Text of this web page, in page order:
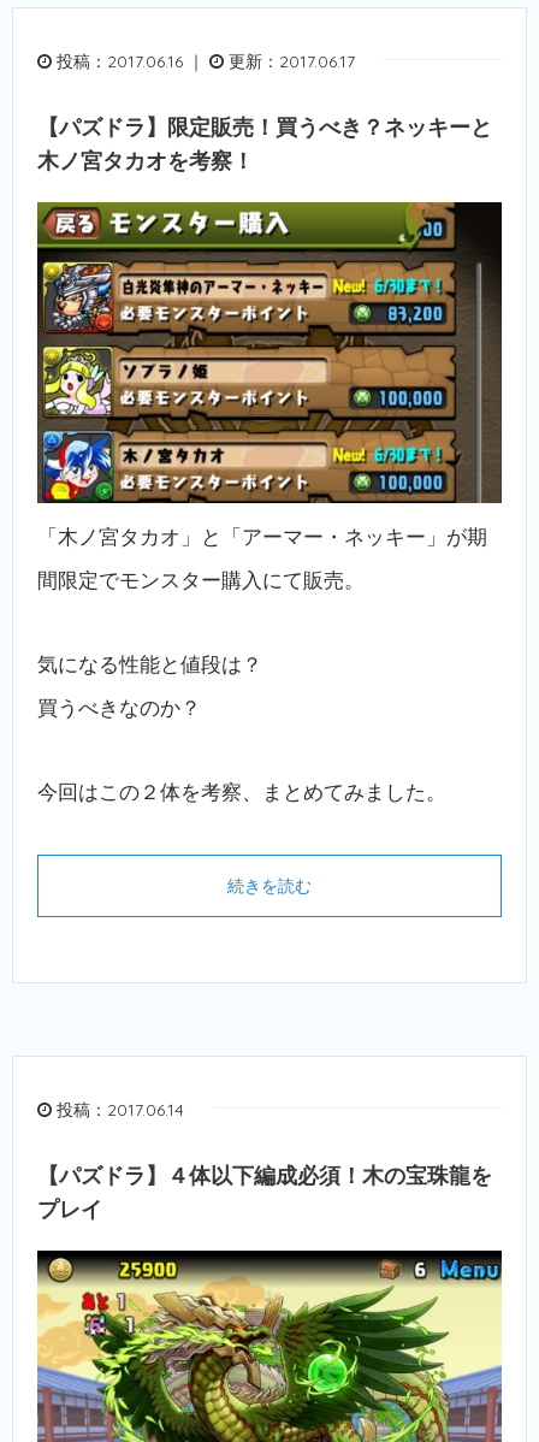
投稿：2017.06.16 ｜ 更新：2017.06.17
【パズドラ】限定販売！買うべき？ネッキーと
木ノ宮タカオを考察！
「木ノ宮タカオ」と「アーマー・ネッキー」が期
間限定でモンスター購入にて販売。
気になる性能と値段は？
買うべきなのか？
今回はこの２体を考察、まとめてみました。
続きを読む
投稿：2017.06.14
【パズドラ】４体以下編成必須！木の宝珠龍を
プレイ